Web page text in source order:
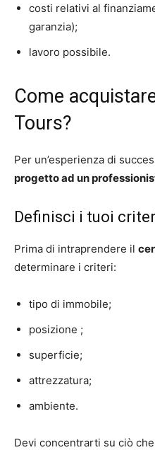
costi relativi al
garanzia);
lavoro possibile.
Come
Tours?
Per un’esperienza di
progetto ad un
Definisci i tuoi
Prima di intraprendere il
determinare i criteri:
tipo di immobile;
posizione ;
superficie;
attrezzatura;
ambiente.
Devi concentrarti su ciò